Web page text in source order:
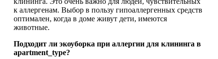
к аллергенам. Выбор в пользу гипоаллергенных средств
оптимален, когда в доме живут дети, имеются
животные.
Подходит ли экоуборка при аллергии для клининга в
apartment_type?